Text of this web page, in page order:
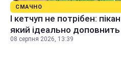
СМАЧНО
І кетчуп не потрібен:
який ідеально
08 серпня 2026, 13:39